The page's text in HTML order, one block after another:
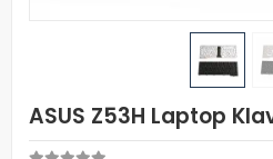
ASUS Z53H Laptop